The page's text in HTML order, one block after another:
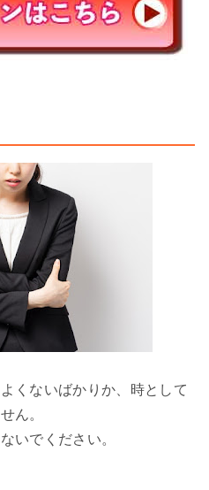
くないばかりか、時として
ん。
いでください。